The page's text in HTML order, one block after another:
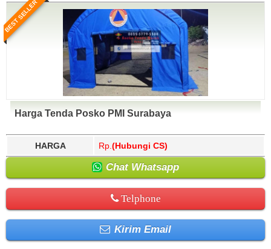
BEST SELLER
Harga Tenda Posko PMI Surabaya
HARGA Rp. (Hubungi CS)
Chat Whatsapp
Telphone
Kirim Email